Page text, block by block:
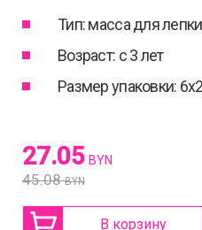
Тип: масса для лепки
Возраст: с 3 лет
Размер упаковки:
27.05 BYN
45.08 BYN
В корзину